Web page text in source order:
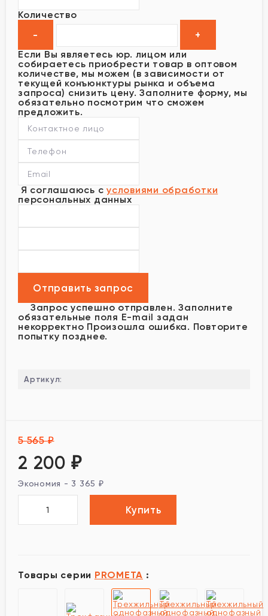
Количество
Если Вы являетесь юр. лицом или
собираетесь приобрести товар в оптовом
количестве, мы можем (в зависимости от
текущей конъюнктуры рынка и объема
запроса) снизить цену. Заполните форму, мы
обязательно посмотрим что сможем
предложить.
Я соглашаюсь с условиями обработки
персональных данных
Запрос успешно отправлен. Заполните
обязательные поля E-mail задан
некорректно Произошла ошибка. Повторите
попытку позднее.
Артикул:
5 565₽
2 200 ₽
Экономия - 3 365 ₽
Купить
Товары серии PROMETA :